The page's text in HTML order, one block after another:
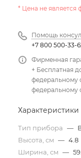
* Цена не
Помощь
+7 800 500-33-
Фирменная
+ Бесплатная
федеральному
федеральному
Характеристики
Тип прибора —
Высота, см — 4.8
Ширина, см —